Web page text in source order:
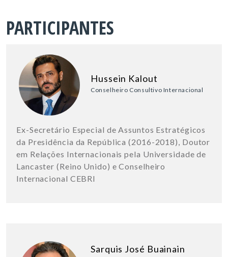
PARTICIPANTES
Hussein Kalout
Conselheiro Consultivo Internacional
Ex-Secretário Especial de Assuntos Estratégicos
da Presidência da República (2016-2018), Doutor
em Relações Internacionais pela Universidade de
Lancaster (Reino Unido) e Conselheiro
Internacional CEBRI
Sarquis José Buainain